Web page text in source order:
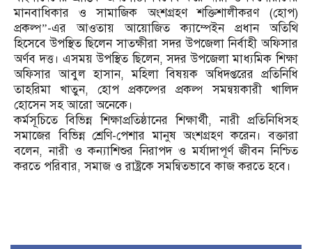
মানবাধিকার ও সামাজিক অংশগ্রহণ শক্তিশালীকরণ (হোপ)
প্রকল্প”-এর আওতায় আয়োজিত ক্যাম্পেইন প্রধান অতিথি
হিসেবে উপস্থিত ছিলেন সাতক্ষীরা সদর উপজেলা নির্বাহী অফিসার
অর্ণব দত্ত। এসময় উপস্থিত ছিলেন, সদর উপজেলা মাধ্যমিক শিক্ষা
অফিসার আবুল হাসান, মহিলা বিষয়ক অধিদপ্তরের প্রতিনিধি
তাহরিমা খাতুন, হোপ প্রকল্পের প্রকল্প সমন্বয়কারী খালিদ
হোসেন সহ আরো অনেকে।
কর্মসূচিতে বিভিন্ন শিক্ষাপ্রতিষ্ঠানের শিক্ষার্থী, নারী প্রতিনিধিসহ
সমাজের বিভিন্ন শ্রেণি-পেশার মানুষ অংশগ্রহণ করেন। বক্তারা
বলেন, নারী ও কন্যাশিশুর নিরাপদ ও মর্যাদাপূর্ণ জীবন নিশ্চিত
করতে পরিবার, সমাজ ও রাষ্ট্রকে সমন্বিতভাবে কাজ করতে হবে।